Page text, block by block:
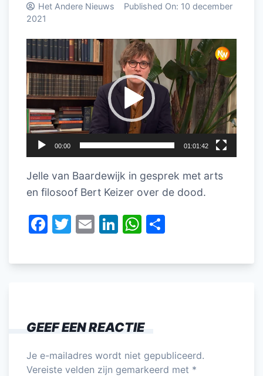
Het Andere Nieuws Published On: 10 december
2021
Videospeler
00:00 01:01:42
Jelle van Baardewijk in gesprek met arts
en filosoof Bert Keizer over de dood.
F
c
o
o
k
T
itt
E
ai
Li
k
n
W
at
p
p
e
GEEF EEN REACTIE
Je e-mailadres wordt niet gepubliceerd.
Vereiste velden zijn gemarkeerd met *